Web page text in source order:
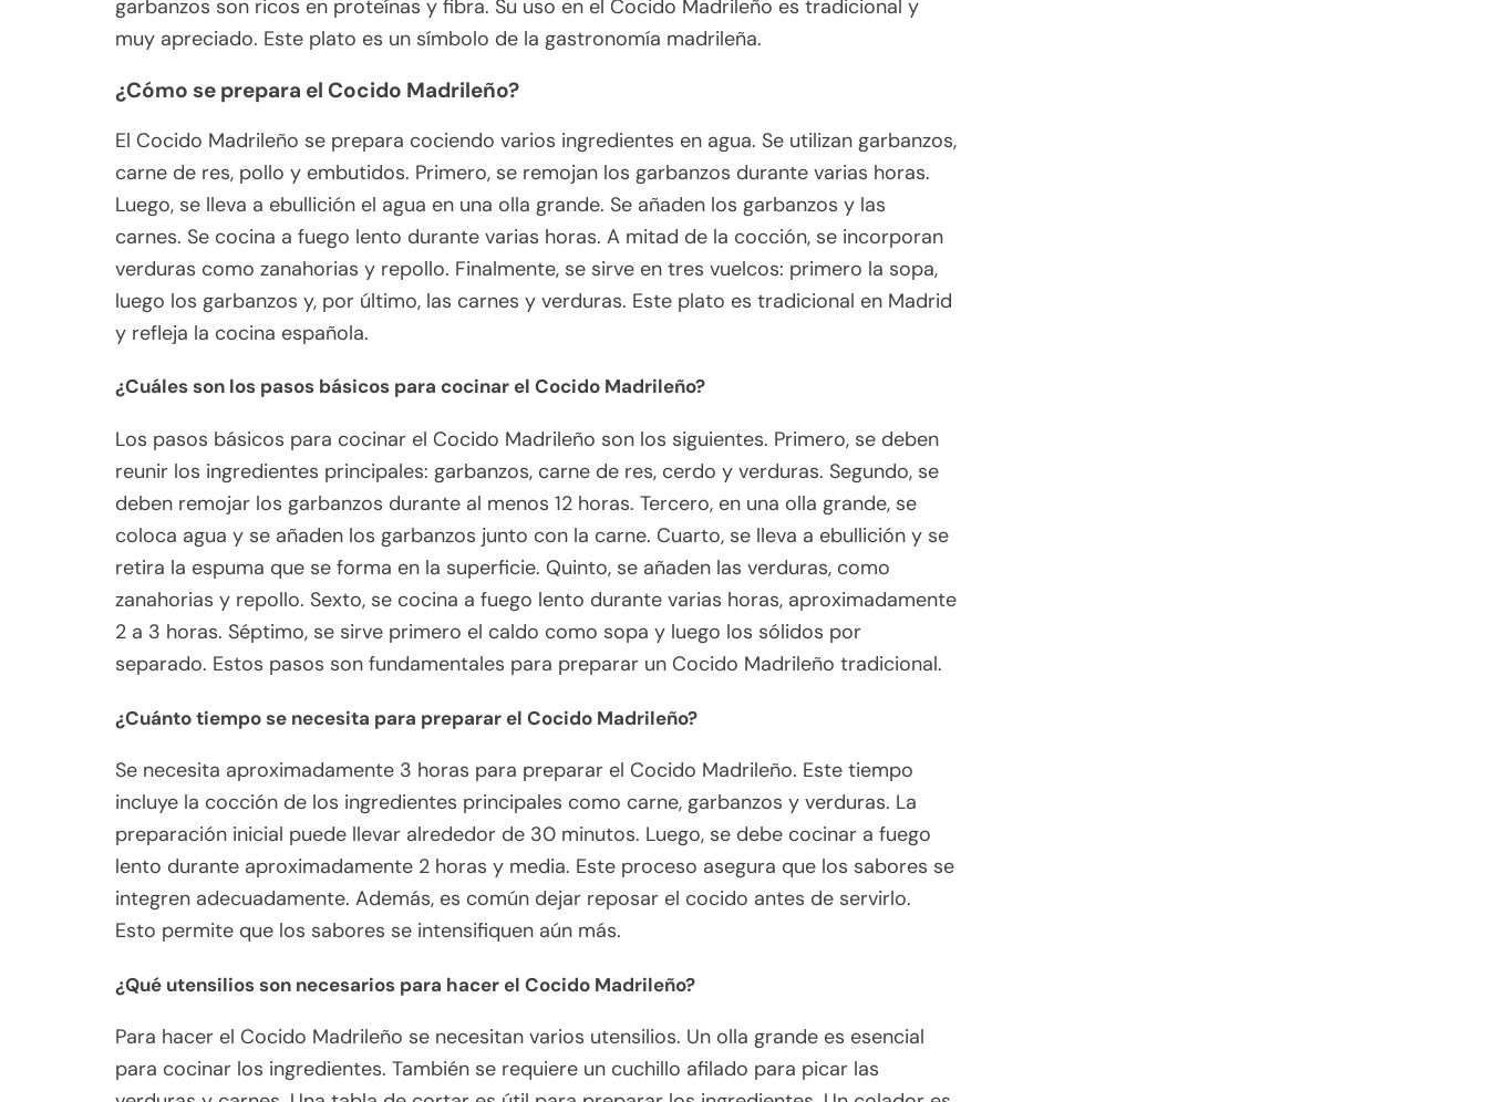
garbanzos son ricos en proteínas y fibra. Su uso en el Cocido Madrileño es tradicional y
muy apreciado. Este plato es un símbolo de la gastronomía madrileña.
¿Cómo se prepara el Cocido Madrileño?
El Cocido Madrileño se prepara cociendo varios ingredientes en agua. Se utilizan garbanzos,
carne de res, pollo y embutidos. Primero, se remojan los garbanzos durante varias horas.
Luego, se lleva a ebullición el agua en una olla grande. Se añaden los garbanzos y las
carnes. Se cocina a fuego lento durante varias horas. A mitad de la cocción, se incorporan
verduras como zanahorias y repollo. Finalmente, se sirve en tres vuelcos: primero la sopa,
luego los garbanzos y, por último, las carnes y verduras. Este plato es tradicional en Madrid
y refleja la cocina española.
¿Cuáles son los pasos básicos para cocinar el Cocido Madrileño?
Los pasos básicos para cocinar el Cocido Madrileño son los siguientes. Primero, se deben
reunir los ingredientes principales: garbanzos, carne de res, cerdo y verduras. Segundo, se
deben remojar los garbanzos durante al menos 12 horas. Tercero, en una olla grande, se
coloca agua y se añaden los garbanzos junto con la carne. Cuarto, se lleva a ebullición y se
retira la espuma que se forma en la superficie. Quinto, se añaden las verduras, como
zanahorias y repollo. Sexto, se cocina a fuego lento durante varias horas, aproximadamente
2 a 3 horas. Séptimo, se sirve primero el caldo como sopa y luego los sólidos por
separado. Estos pasos son fundamentales para preparar un Cocido Madrileño tradicional.
¿Cuánto tiempo se necesita para preparar el Cocido Madrileño?
Se necesita aproximadamente 3 horas para preparar el Cocido Madrileño. Este tiempo
incluye la cocción de los ingredientes principales como carne, garbanzos y verduras. La
preparación inicial puede llevar alrededor de 30 minutos. Luego, se debe cocinar a fuego
lento durante aproximadamente 2 horas y media. Este proceso asegura que los sabores se
integren adecuadamente. Además, es común dejar reposar el cocido antes de servirlo.
Esto permite que los sabores se intensifiquen aún más.
¿Qué utensilios son necesarios para hacer el Cocido Madrileño?
Para hacer el Cocido Madrileño se necesitan varios utensilios. Un olla grande es esencial
para cocinar los ingredientes. También se requiere un cuchillo afilado para picar las